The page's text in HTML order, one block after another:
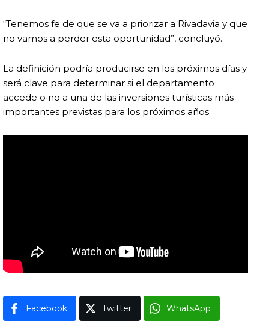
“Tenemos fe de que se va a priorizar a Rivadavia y que
no vamos a perder esta oportunidad”, concluyó.
La definición podría producirse en los próximos días y
será clave para determinar si el departamento
accede o no a una de las inversiones turísticas más
importantes previstas para los próximos años.
Facebook Twitter WhatsApp